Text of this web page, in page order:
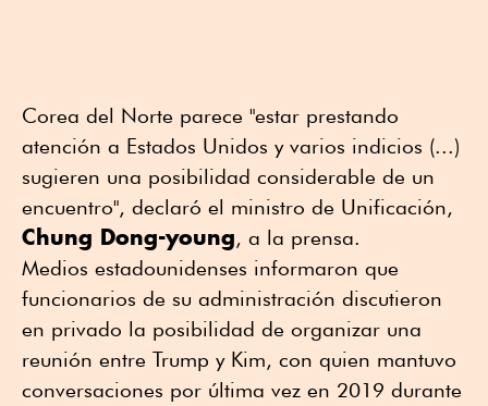
Corea del Norte parece "estar prestando
atención a Estados Unidos y varios indicios (...)
sugieren una posibilidad considerable de un
encuentro", declaró el ministro de Unificación,
Chung Dong-young, a la prensa.
Medios estadounidenses informaron que
funcionarios de su administración discutieron
en privado la posibilidad de organizar una
reunión entre Trump y Kim, con quien mantuvo
conversaciones por última vez en 2019 durante